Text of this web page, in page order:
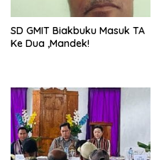
SD GMIT Biakbuku Masuk TA
Ke Dua ,Mandek!